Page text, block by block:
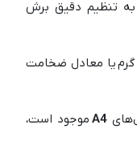
تنظیم دقیق برش
توان برش همزمان بالا:تا ۴۰۰ برگ 80 گرم یا معادل ضخامت
A4موجود است،